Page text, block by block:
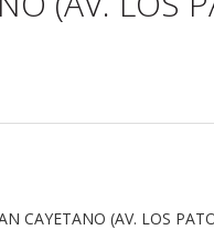
CAYETANO (AV. LOS